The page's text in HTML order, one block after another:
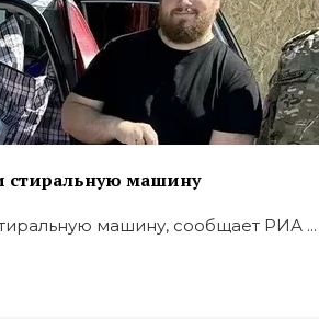
стиральную машину
машину, сообщает РИА ...